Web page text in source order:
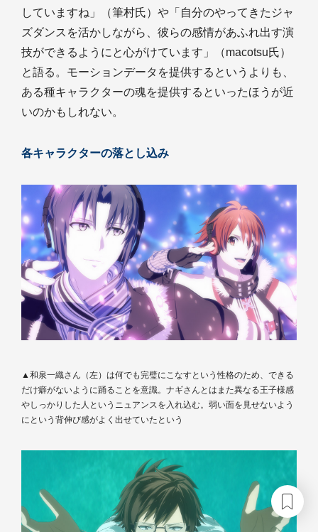
していますね」（筆村氏）や「自分のやってきたジャ
ズダンスを活かしながら、彼らの感情があふれ出す演
技ができるようにと心がけています」（macotsu氏）
と語る。モーションデータを提供するというよりも、
ある種キャラクターの魂を提供するといったほうが近
いのかもしれない。
各キャラクターの落とし込み
▲和泉一織さん（左）は何でも完璧にこなすという性格のため、できる
だけ癖がないように踊ることを意識。ナギさんとはまた異なる王子様感
やしっかりした人というニュアンスを入れ込む。弱い面を見せないよう
にという背伸び感がよく出せていたという